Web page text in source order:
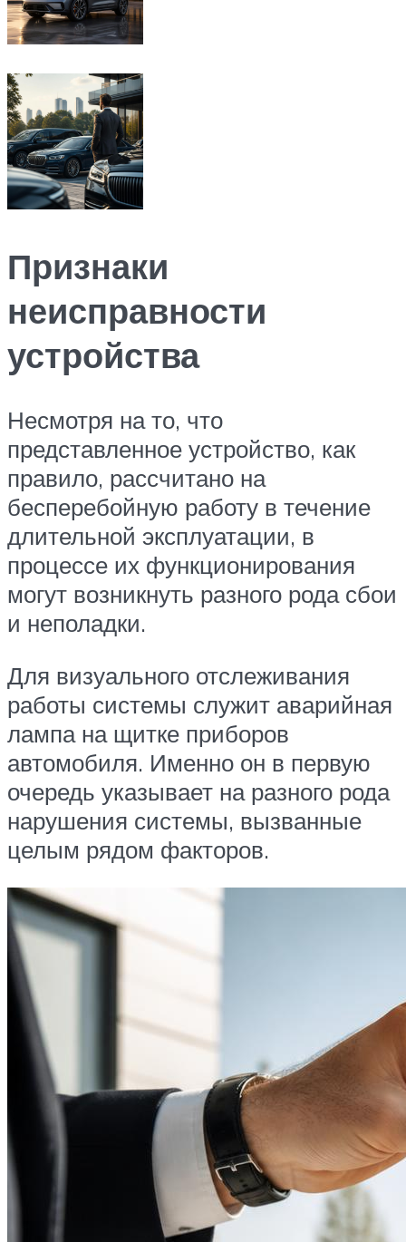
Признаки
неисправности
устройства
Несмотря на то, что
представленное устройство, как
правило, рассчитано на
бесперебойную работу в течение
длительной эксплуатации, в
процессе их функционирования
могут возникнуть разного рода сбои
и неполадки.
Для визуального отслеживания
работы системы служит аварийная
лампа на щитке приборов
автомобиля. Именно он в первую
очередь указывает на разного рода
нарушения системы, вызванные
целым рядом факторов.